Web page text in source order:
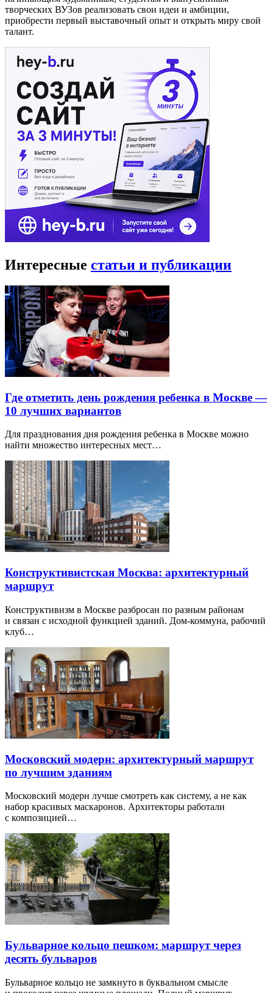
творческих ВУЗов реализовать свои идеи и амбиции,
приобрести первый выставочный опыт и открыть миру свой
талант.
Интересные статьи и публикации
Где отметить день рождения ребенка в Москве —
10 лучших вариантов
Для празднования дня рождения ребенка в Москве можно
найти множество интересных мест…
Конструктивистская Москва: архитектурный
маршрут
Конструктивизм в Москве разбросан по разным районам
и связан с исходной функцией зданий. Дом-коммуна, рабочий
клуб…
Московский модерн: архитектурный маршрут
по лучшим зданиям
Московский модерн лучше смотреть как систему, а не как
набор красивых маскаронов. Архитекторы работали
с композицией…
Бульварное кольцо пешком: маршрут через
десять бульваров
Бульварное кольцо не замкнуто в буквальном смысле